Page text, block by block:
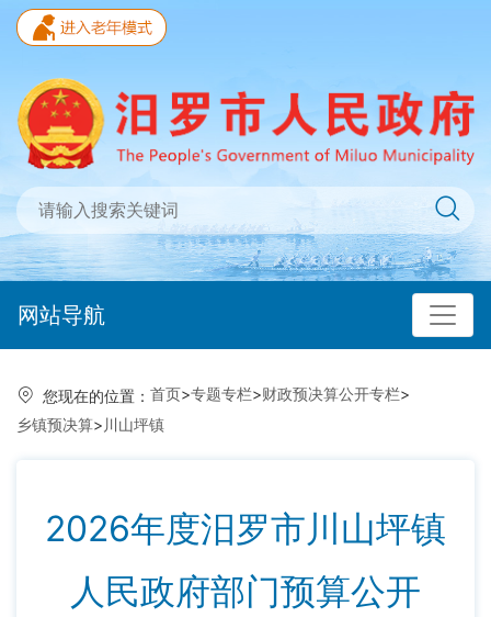
网站导航
您现在的位置： 首页>专题专栏>财政预决算公开专栏>
乡镇预决算> 川山坪镇
2026年度汨罗市川山坪镇
人民政府部门预算公开